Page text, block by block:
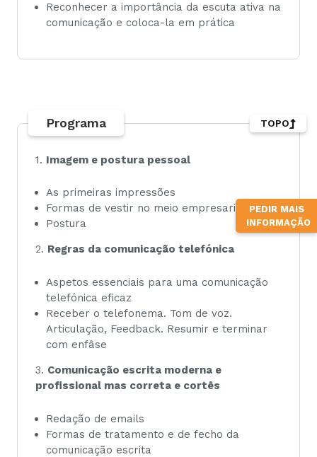
PEDIR MAIS
INFORMAÇÃO
Reconhecer a importância da escuta ativa na
comunicação e coloca-la em prática
Programa
1. Imagem e postura pessoal
As primeiras impressões
Formas de vestir no meio empresarial
Postura
2. Regras da comunicação telefónica
Aspetos essenciais para uma comunicação
telefónica eficaz
Receber o telefonema. Tom de voz.
Articulação, Feedback. Resumir e terminar
com enfâse
3. Comunicação escrita moderna e
profissional mas correta e cortês
Redação de emails
Formas de tratamento e de fecho da
comunicação escrita
TOPO